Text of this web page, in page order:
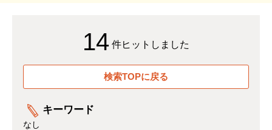
14 件ヒットしました
検索TOPに戻る
キーワード
なし